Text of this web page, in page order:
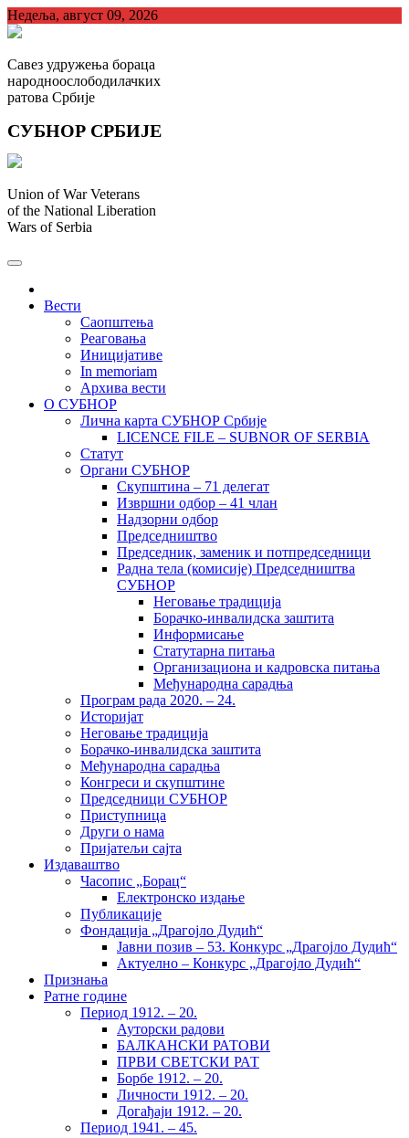
Skip
to
Недеља, август 09, 2026
Савез удружења бораца
народноослободилачких
ратова Србије
СУБНОР СРБИЈЕ
Union of War Veterans
of the National Liberation
Wars of Serbia
Вести
Саопштења
Реаговања
Иницијативе
In memoriam
Архива вести
О СУБНОР
Лична карта СУБНОР Србије
LICENCE FILE – SUBNOR OF SERBIA
Статут
Органи СУБНОР
Скупштина – 71 делегат
Извршни одбор – 41 члан
Надзорни одбор
Председништво
Председник, заменик и потпредседници
Радна тела (комисије) Председништва
СУБНОР
Неговање традиција
Борачко-инвалидска заштита
Информисање
Статутарна питања
Организациона и кадровска питања
Међународна сарадња
Програм рада 2020. – 24.
Историјат
Неговање традиција
Борачко-инвалидска заштита
Међународна сарадња
Конгреси и скупштине
Председници СУБНОР
Приступница
Други о нама
Пријатељи сајта
Издаваштво
Часопис „Борац“
Електронско издање
Публикације
Фондација „Драгојло Дудић“
Јавни позив – 53. Конкурс „Драгојло Дудић“
Актуелно – Конкурс „Драгојло Дудић“
Признања
Ратне године
Период 1912. – 20.
Ауторски радови
БАЛКАНСКИ РАТОВИ
ПРВИ СВЕТСКИ РАТ
Борбе 1912. – 20.
Личности 1912. – 20.
Догађаји 1912. – 20.
Период 1941. – 45.